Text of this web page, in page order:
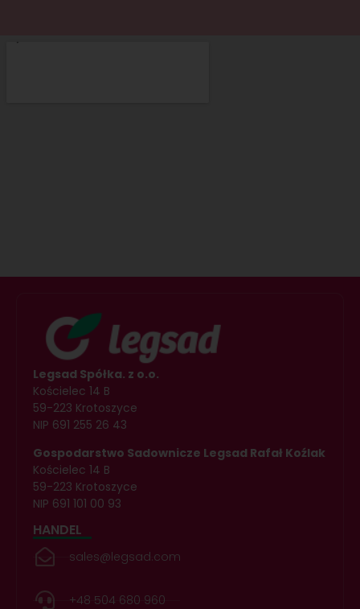
Legsad Spółka. z o.o.
Kościelec 14 B
59-223 Krotoszyce
NIP 691 255 26 43
Gospodarstwo Sadownicze Legsad Rafał Koźlak
Kościelec 14 B
59-223 Krotoszyce
NIP 691 101 00 93
HANDEL
sales@legsad.com
+48 504 680 960